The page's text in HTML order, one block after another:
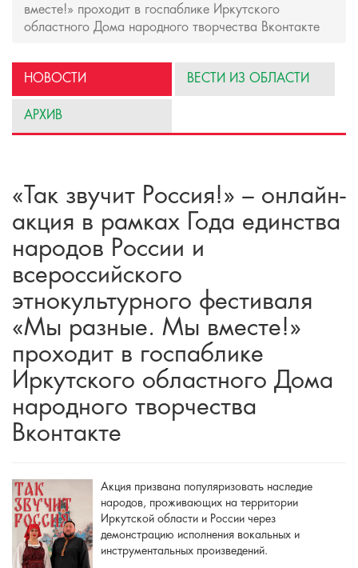
вместе!» проходит в госпаблике Иркутского
областного Дома народного творчества Вконтакте
НОВОСТИ ВЕСТИ ИЗ ОБЛАСТИ
АРХИВ
«Так звучит Россия!» – онлайн-
акция в рамках Года единства
народов России и
всероссийского
этнокультурного фестиваля
«Мы разные. Мы вместе!»
проходит в госпаблике
Иркутского областного Дома
народного творчества
Вконтакте
Акция призвана популяризовать наследие
народов, проживающих на территории
Иркутской области и России через
демонстрацию исполнения вокальных и
инструментальных произведений.